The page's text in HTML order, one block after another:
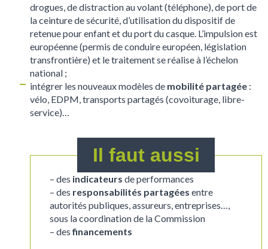
drogues, de distraction au volant (téléphone), de port de
la ceinture de sécurité, d’utilisation du dispositif de
retenue pour enfant et du port du casque. L’impulsion est
européenne (permis de conduire européen, législation
transfrontière) et le traitement se réalise à l’échelon
national ;
intégrer les nouveaux modèles de mobilité partagée :
vélo, EDPM, transports partagés (covoiturage, libre-
service)…
Il faut aussi
– des indicateurs de performances
– des responsabilités partagées entre
autorités publiques, assureurs, entreprises…,
sous la coordination de la Commission
– desfinancements